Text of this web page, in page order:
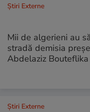
Știri Externe
Mii de algerieni au
stradă demisia
Abdelaziz Bouteflika
Știri Externe